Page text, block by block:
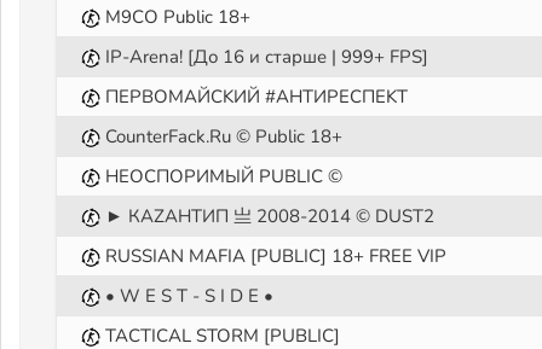
M9CO Public 18+
IP-Arena! [До 16 и старше | 999+ FPS]
ПEPBOMAЙCKИЙ #AHTИPECПEKT
CounterFack.Ru © Public 18+
HEOCПOPИMЫЙ PUBLIC ©
► КАZАНТИП 亗 2008-2014 © DUST2
RUSSIAN MAFIA [PUBLIC] 18+ FREE VIP
• W E S T - S I D E •
TACTICAL STORM [PUBLIC]